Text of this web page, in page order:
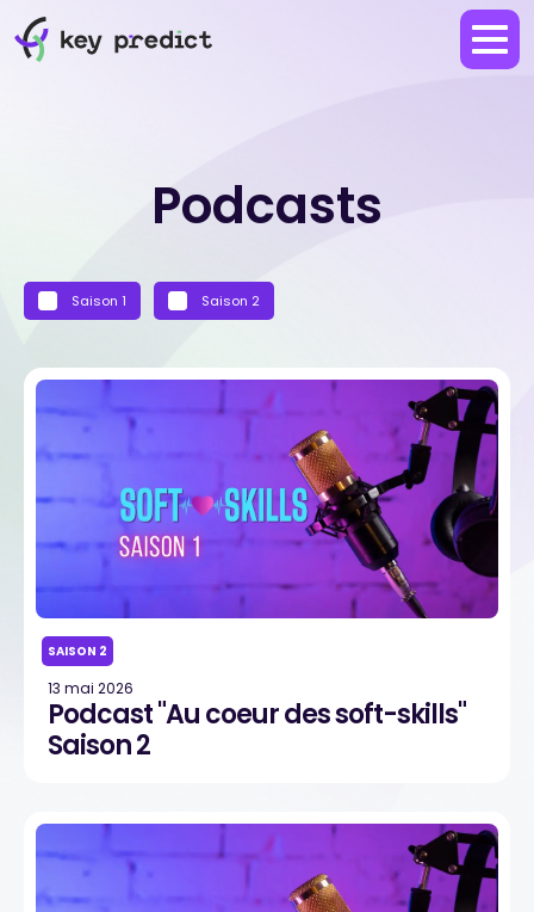
Podcasts
Saison 1 Saison 2
SAISON 2
13 mai 2026
Podcast "Au coeur des soft-skills"
Saison 2